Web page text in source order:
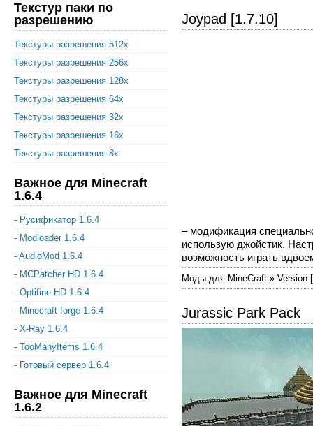
Текстур паки по
разрешению
Текстуры разрешения 512x
Текстуры разрешения 256x
Текстуры разрешения 128x
Текстуры разрешения 64x
Текстуры разрешения 32x
Текстуры разрешения 16x
Текстуры разрешения 8x
Важное для Minecraft
1.6.4
- Русификатор 1.6.4
- Modloader 1.6.4
- AudioMod 1.6.4
- MCPatcher HD 1.6.4
- Optifine HD 1.6.4
- Minecraft forge 1.6.4
- X-Ray 1.6.4
- TooManyItems 1.6.4
- Готовый сервер 1.6.4
Важное для Minecraft
1.6.2
Joypad [1.7.10]
– модификация
использую джойстик.
возможность играть
Моды для MineCraft » Version
Jurassic Park Pack